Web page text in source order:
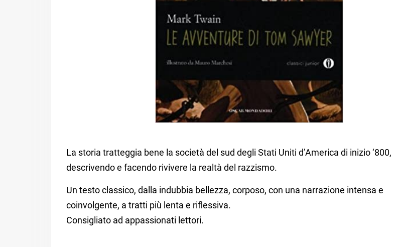
La storia tratteggia bene la società del sud degli Stati Uniti d’America di inizio ‘800,
descrivendo e facendo rivivere la realtà del razzismo.
Un testo classico, dalla indubbia bellezza, corposo, con una narrazione intensa e
coinvolgente, a tratti più lenta e riflessiva.
Consigliato ad appassionati lettori.